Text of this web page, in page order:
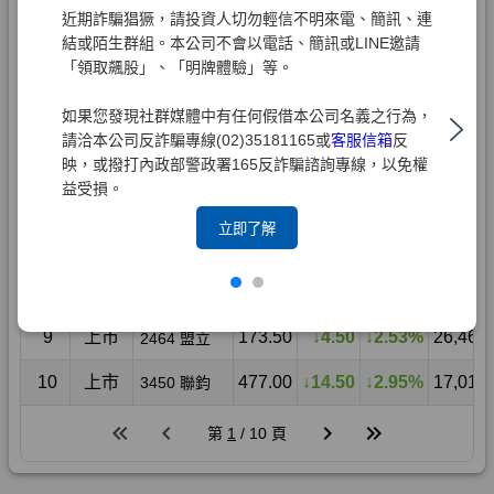
近期詐騙猖獗，請投資人切勿輕信不明來電、簡訊、連
結或陌生群組。本公司不會以電話、簡訊或LINE邀請
「領取飆股」、「明牌體驗」等。
如果您發現社群媒體中有任何假借本公司名義之行為，
請洽本公司反詐騙專線(02)35181165或客服信箱反
映，或撥打內政部警政署165反詐騙諮詢專線，以免權
益受損。
立即了解